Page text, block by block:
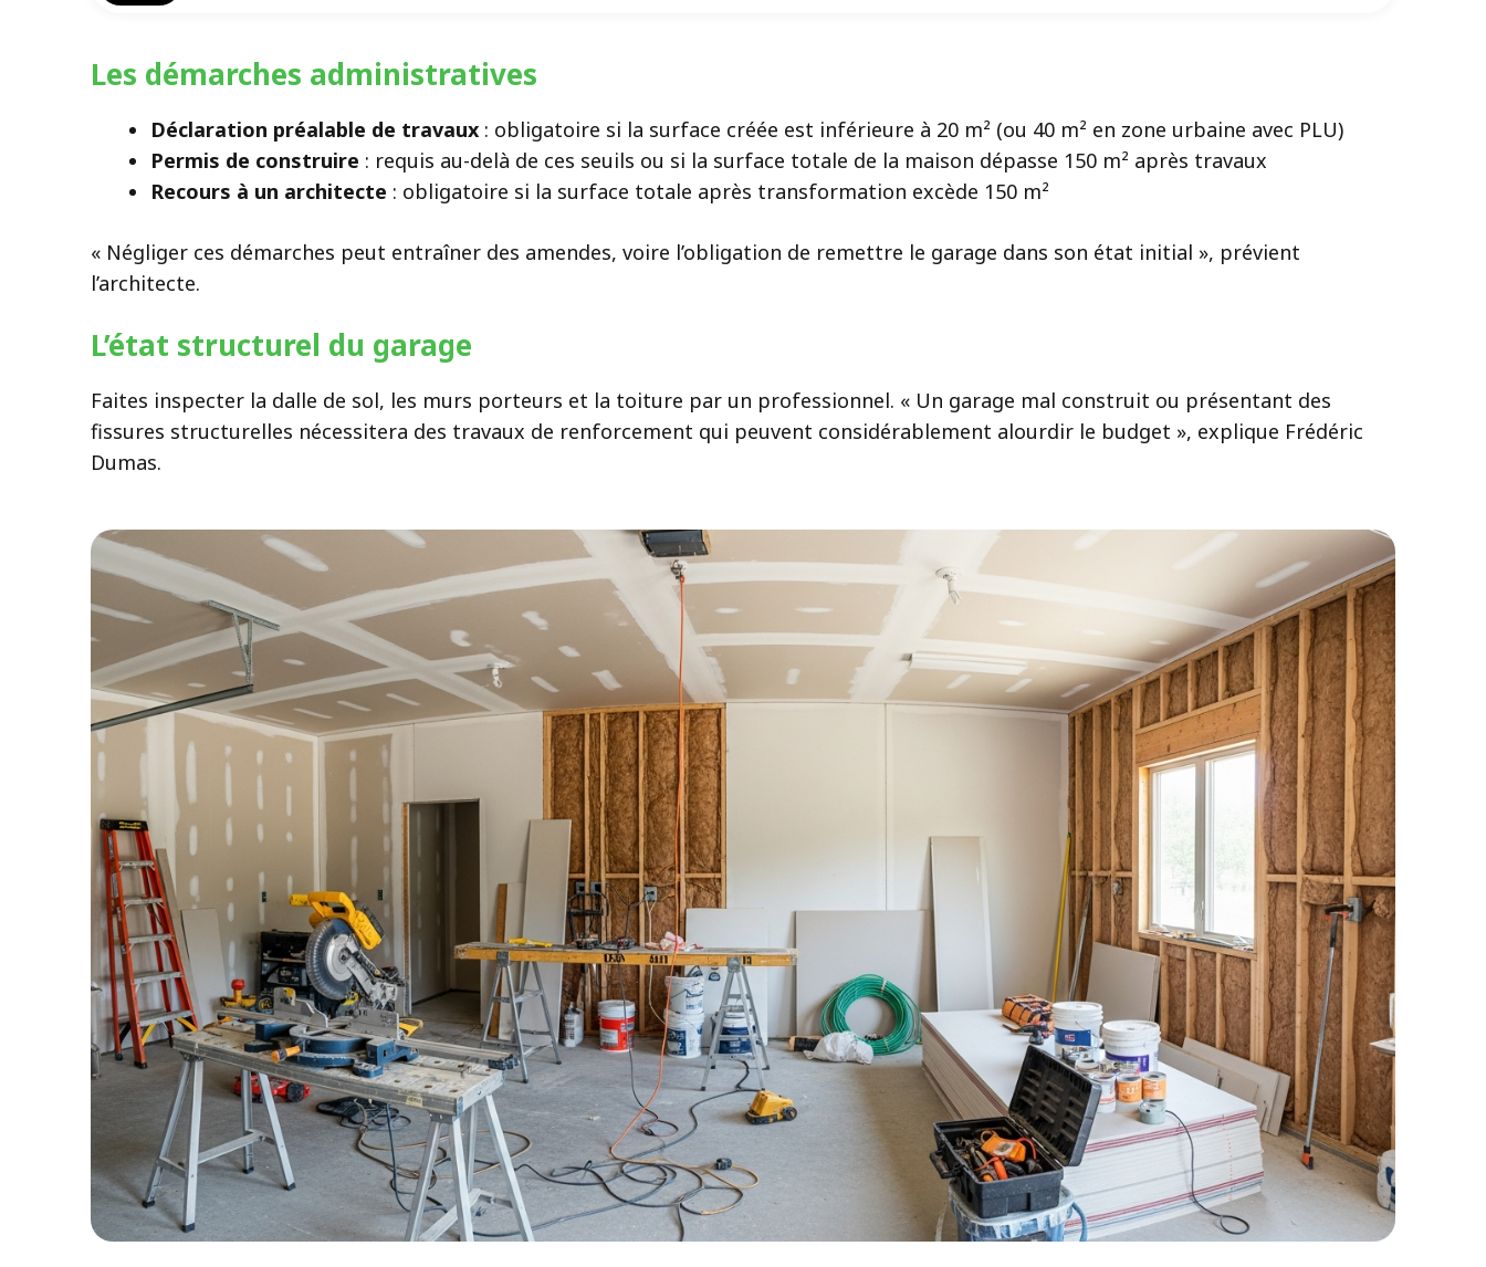
Les démarches administratives
Déclaration préalable de travaux : obligatoire si la surface créée est inférieure à 20 m² (ou 40 m² en zone urbaine avec PLU)
Permis de construire : requis au-delà de ces seuils ou si la surface totale de la maison dépasse 150 m² après travaux
Recours à un architecte : obligatoire si la surface totale après transformation excède 150 m²
« Négliger ces démarches peut entraîner des amendes, voire l’obligation de remettre le garage dans son état initial », prévient
l’architecte.
L’état structurel du garage
Faites inspecter la dalle de sol, les murs porteurs et la toiture par un professionnel. « Un garage mal construit ou présentant des
fissures structurelles nécessitera des travaux de renforcement qui peuvent considérablement alourdir le budget », explique Frédéric
Dumas.